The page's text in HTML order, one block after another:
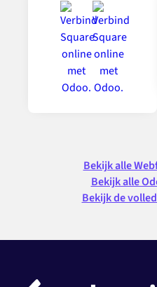
Bekijk alle
Bekijk alle
Bekijk de